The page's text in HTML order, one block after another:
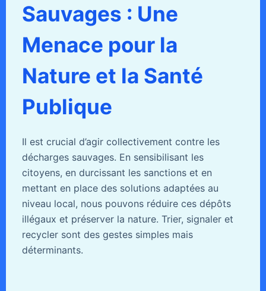
Sauvages : Une
Menace pour la
Nature et la Santé
Publique
Il est crucial d’agir collectivement contre les
décharges sauvages. En sensibilisant les
citoyens, en durcissant les sanctions et en
mettant en place des solutions adaptées au
niveau local, nous pouvons réduire ces dépôts
illégaux et préserver la nature. Trier, signaler et
recycler sont des gestes simples mais
déterminants.